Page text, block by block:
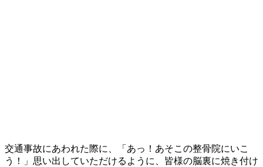
交通事故にあわれた際に、「あっ！あそこの整骨院にいこ
う！」思い出していただけるように、皆様の脳裏に焼き付け